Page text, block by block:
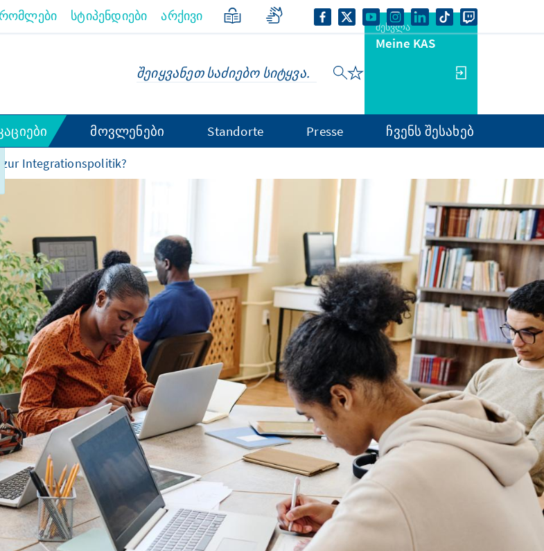
სტიპენდიები არქივი
შესვლა
Meine KAS
მოვლენები Standorte Presse ჩვენს შესახებ
zur Integrationspolitik?